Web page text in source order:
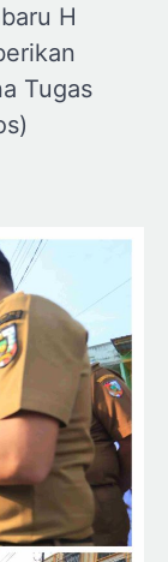
H
Tugas